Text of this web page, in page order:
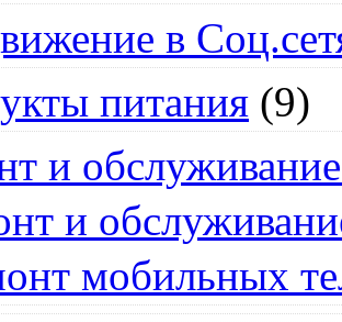
в
питания (9)
и
и
мобильных